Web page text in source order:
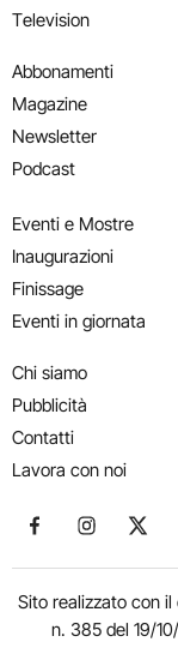
Television
Abbonamenti
Magazine
Newsletter
Podcast
Eventi e Mostre
Inaugurazioni
Finissage
Eventi in giornata
Chi siamo
Pubblicità
Contatti
Lavora con noi
Seguici suSeguici su
Sito realizzato con
n. 385 del 19/